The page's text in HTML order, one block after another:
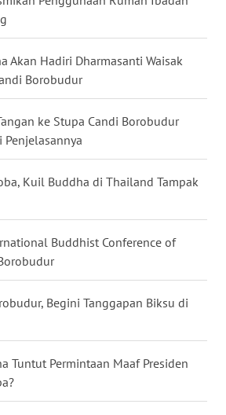
Akan Hadiri Dharmasanti Waisak
Borobudur
ke Stupa Candi Borobudur
Kuil Buddha di Thailand Tampak
Buddhist Conference of
Begini Tanggapan Biksu di
Tuntut Permintaan Maaf Presiden